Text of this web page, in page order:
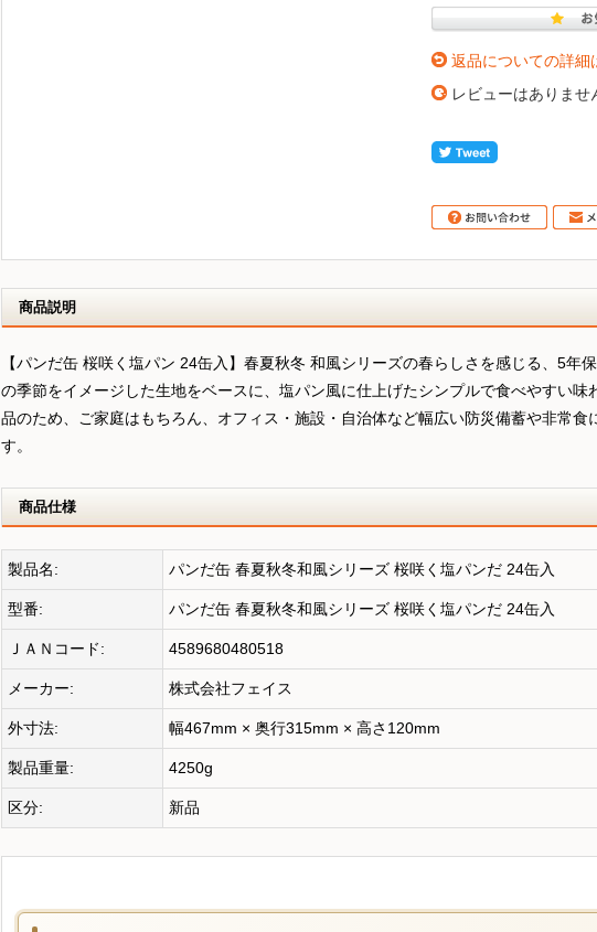
返品についての詳細
レビューはありませ
商品説明
【パンだ缶 桜咲く塩パン 24缶入】春夏秋冬 和風シリーズの春らしさを感じる、5年
の季節をイメージした生地をベースに、塩パン風に仕上げたシンプルで食べやすい味
品のため、ご家庭はもちろん、オフィス・施設・自治体など幅広い防災備蓄や非常食
す。
商品仕様
製品名: パンだ缶 春夏秋冬和風シリーズ 桜咲く塩パンだ 24缶入
型番: パンだ缶 春夏秋冬和風シリーズ 桜咲く塩パンだ 24缶入
ＪＡＮコード: 4589680480518
メーカー: 株式会社フェイス
外寸法: 幅467mm × 奥行315mm × 高さ120mm
製品重量: 4250g
区分: 新品